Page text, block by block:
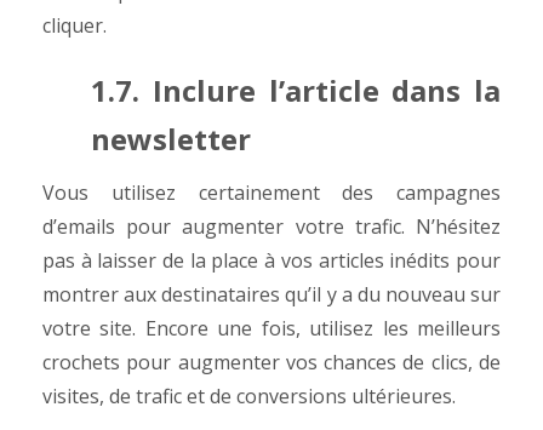
cliquer.
1.7. Inclure l’article dans la
newsletter
Vous utilisez certainement des campagnes
d’emails pour augmenter votre trafic. N’hésitez
pas à laisser de la place à vos articles inédits pour
montrer aux destinataires qu’il y a du nouveau sur
votre site. Encore une fois, utilisez les meilleurs
crochets pour augmenter vos chances de clics, de
visites, de trafic et de conversions ultérieures.